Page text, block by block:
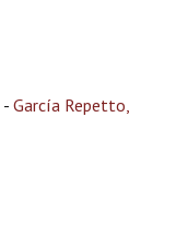
- García Repetto,